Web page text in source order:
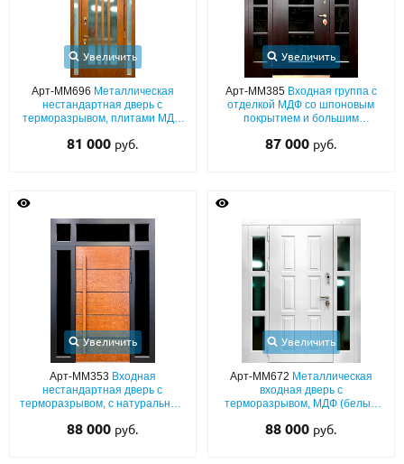
Увеличить
Арт-ММ696 Металлическая
нестандартная дверь с
терморазрывом, плитами МДФ
фрамугой
81 000 руб.
Увеличить
Арт-ММ385 Входная группа с
отделкой МДФ со шпоновым
покрытием и большим
87 000 руб.
Увеличить
Арт-ММ353 Входная
нестандартная дверь с
терморазрывом, с натуральным
бугельной ручкой
88 000 руб.
Увеличить
Арт-ММ672 Металлическая
входная дверь с
терморазрывом, МДФ (белый
остекленными вставками
88 000 руб.